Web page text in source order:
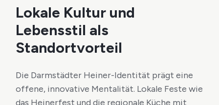
Lokale Kultur und
Lebensstil als
Standortvorteil
Die Darmstädter Heiner-Identität prägt eine
offene, innovative Mentalität. Lokale Feste wie
das Heinerfest und die regionale Küche mit